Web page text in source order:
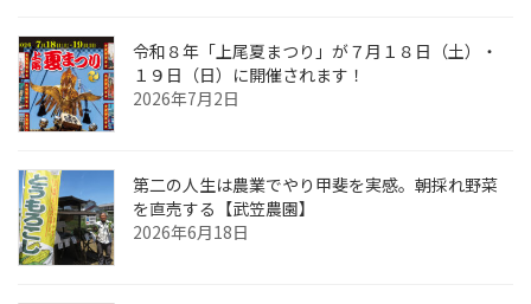
令和８年「上尾夏まつり」が７月１８日（土）・
１９日（日）に開催されます！
2026年7月2日
第二の人生は農業でやり甲斐を実感。朝採れ野菜
を直売する【武笠農園】
2026年6月18日